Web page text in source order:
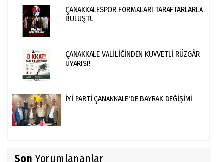
ÇANAKKALESPOR FORMALARI TARAFTARLARLA
BULUŞTU
ÇANAKKALE VALİLİĞİNDEN KUVVETLİ RÜZGÂR
UYARISI!
İYİ PARTİ ÇANAKKALE'DE BAYRAK DEĞİŞİMİ
Son Yorumlananlar